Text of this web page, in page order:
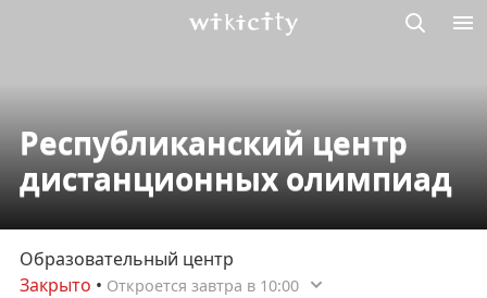
Республиканский центр
дистанционных олимпиад
Образовательный центр
Закрыто • Откроется завтра в 10:00